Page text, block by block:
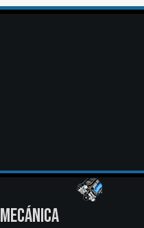
MECÁNICA